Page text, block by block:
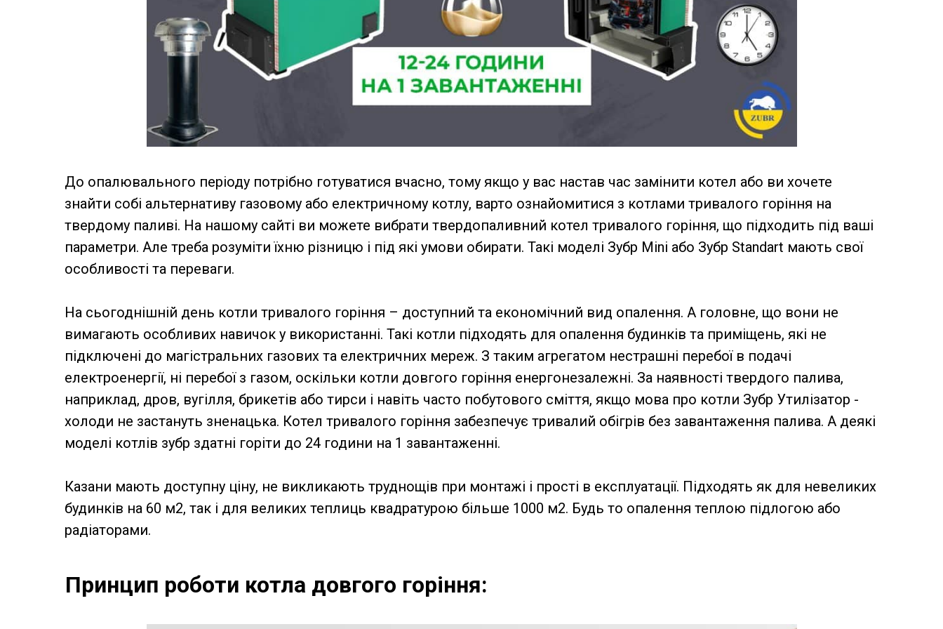
До опалювального періоду потрібно готуватися вчасно, тому якщо у вас настав час замінити котел або ви хочете
знайти собі альтернативу газовому або електричному котлу, варто ознайомитися з котлами тривалого горіння на
твердому паливі. На нашому сайті ви можете вибрати твердопаливний котел тривалого горіння, що підходить під ваші
параметри. Але треба розуміти їхню різницю і під які умови обирати. Такі моделі Зубр Mini або Зубр Standart мають свої
особливості та переваги.
На сьогоднішній день котли тривалого горіння – доступний та економічний вид опалення. А головне, що вони не
вимагають особливих навичок у використанні. Такі котли підходять для опалення будинків та приміщень, які не
підключені до магістральних газових та електричних мереж. З таким агрегатом нестрашні перебої в подачі
електроенергії, ні перебої з газом, оскільки котли довгого горіння енергонезалежні. За наявності твердого палива,
наприклад, дров, вугілля, брикетів або тирси і навіть часто побутового сміття, якщо мова про котли Зубр Утилізатор -
холоди не застануть зненацька. Котел тривалого горіння забезпечує тривалий обігрів без завантаження палива. А деякі
моделі котлів зубр здатні горіти до 24 години на 1 завантаженні.
Казани мають доступну ціну, не викликають труднощів при монтажі і прості в експлуатації. Підходять як для невеликих
будинків на 60 м2, так і для великих теплиць квадратурою більше 1000 м2. Будь то опалення теплою підлогою або
радіаторами.
Принцип роботи котла довгого горіння: